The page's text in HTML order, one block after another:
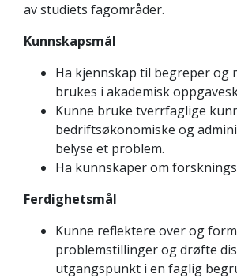
av studiets fagområder.
Kunnskapsmål
Ha kjennskap til begreper og
brukes i akademisk
Kunne bruke tverrfaglige
bedriftsøkonomiske og
belyse et problem.
Ha kunnskaper om
Ferdighetsmål
Kunne reflektere over og
problemstillinger og drøfte
utgangspunkt i en faglig